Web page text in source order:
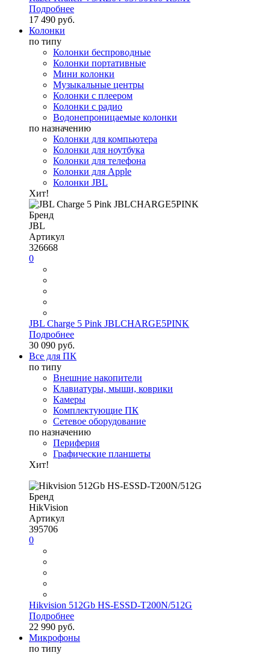
Подробнее
17 490 руб.
Колонки
по типу
Колонки беспроводные
Колонки портативные
Мини колонки
Музыкальные центры
Колонки с плеером
Колонки с радио
Водонепроницаемые колонки
по назначению
Колонки для компьютера
Колонки для ноутбука
Колонки для телефона
Колонки для Apple
Колонки JBL
Хит!
Бренд
JBL
Артикул
326668
0
JBL Charge 5 Pink JBLCHARGE5PINK
Подробнее
30 090 руб.
Все для ПК
по типу
Внешние накопители
Клавиатуры, мыши, коврики
Камеры
Комплектующие ПК
Сетевое оборудование
по назначению
Периферия
Графические планшеты
Хит!
Бренд
HikVision
Артикул
395706
0
Hikvision 512Gb HS-ESSD-T200N/512G
Подробнее
22 990 руб.
Микрофоны
по типу